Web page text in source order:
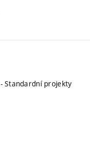
- Standardní projekty